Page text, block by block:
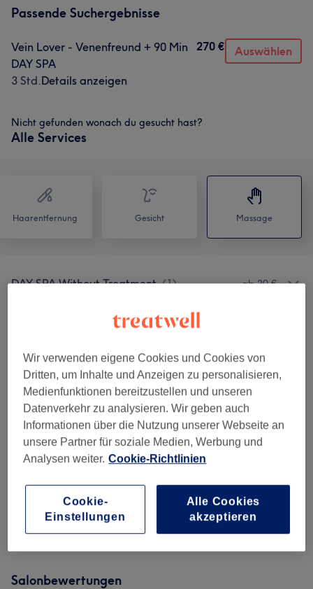
Passende Suchergebnisse
Vein Lover - Venenfreund + 90 Min
DAY SPA
3 Std.Details anzeigen
270 € Auswählen
Nicht gefunden wonach du gesucht hast?
Alle Services
Haarentfernung Gesicht Massage
DAY SPA Without Treatment (1) ab 30 €
SEASONAL OFFERS Incl. DAY SPA 90
FOR SPECIAL DAYs Incl. DAY SPA 90 Min (1) 230 €
BUSINESS Incl. DAY SPA 90 Min (3 ) ab 78 €
MASSAGE Incl. DAY SPA 90 Min (3) ab 117,30 €
Min (3)
MASSAGE ADD ONs ( ab 20 €
Salonbewertungen
Wir verwenden eigene Cookies und Cookies von
Dritten, um Inhalte und Anzeigen zu personalisieren,
Medienfunktionen bereitzustellen und unseren
Datenverkehr zu analysieren. Wir geben auch
Informationen über die Nutzung unserer Webseite an
unsere Partner für soziale Medien, Werbung und
Analysen weiter. Cookie-Richtlinien
Alle Cookies
akzeptieren
Cookie-
Einstellungen